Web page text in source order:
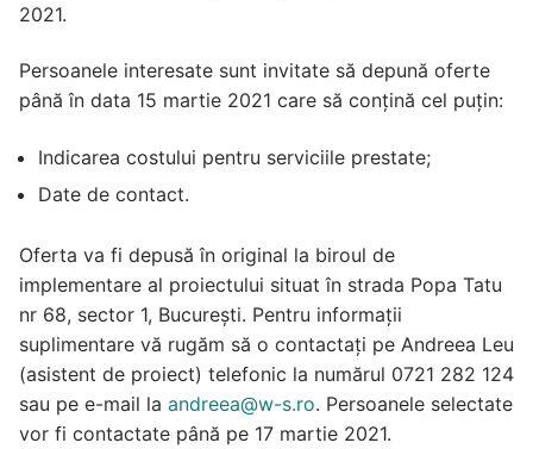
2021.
Persoanele interesate sunt invitate să depună oferte
până în data 15 martie 2021 care să conțină cel puțin:
Indicarea costului pentru serviciile prestate;
Date de contact.
Oferta va fi depusă în original la biroul de
implementare al proiectului situat în strada Popa Tatu
nr 68, sector 1, București. Pentru informații
suplimentare vă rugăm să o contactați pe Andreea Leu
(asistent de proiect) telefonic la numărul 0721 282 124
sau pe e-mail la andreea@w-s.ro. Persoanele selectate
vor fi contactate până pe 17 martie 2021.